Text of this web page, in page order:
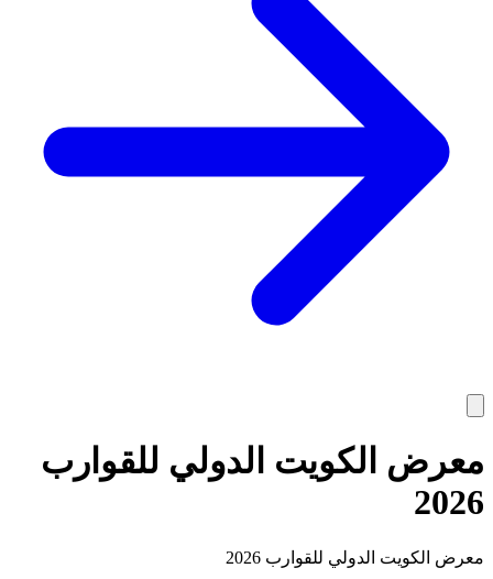
معرض الكويت الدولي للقوارب
2026
معرض الكويت الدولي للقوارب 2026